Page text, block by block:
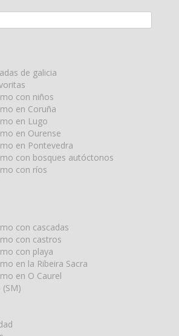
de galicia
con niños
en Coruña
en Lugo
en Ourense
en Pontevedra
con bosques autóctonos
con ríos
con cascadas
con castros
con playa
en la Ribeira Sacra
en O Caurel